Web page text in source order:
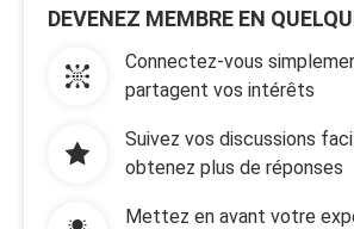
DEVENEZ MEMBRE EN
Connectez-vous
partagent vos intérêts
Suivez vos discussions
obtenez plus de réponses
Mettez en avant votre